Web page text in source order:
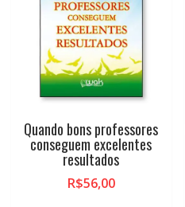
Quando bons professores
conseguem excelentes
resultados
R$56,00